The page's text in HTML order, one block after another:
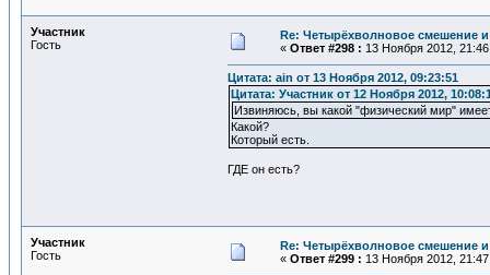
Участник
Гость
Re: Четырёхволновое смешение и
« Ответ #298 : 13 Ноября 2012,
Цитата: ain от 13 Ноября 2012, 09:23:51
Цитата: Участник от 12 Ноября 2012,
Извиняюсь, вы какой "физический мир"
Какой?
Который есть.
ГДЕ он есть?
Участник
Гость
Re: Четырёхволновое смешение и
« Ответ #299 : 13 Ноября 2012,